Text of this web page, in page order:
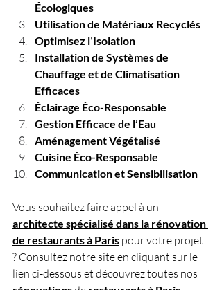
Écologiques
Utilisation de Matériaux Recyclés
Optimisez l’Isolation
Installation de Systèmes de
Chauffage et de Climatisation
Efficaces
Éclairage Éco-Responsable
Gestion Efficace de l’Eau
Aménagement Végétalisé
Cuisine Éco-Responsable
Communication et Sensibilisation
Vous souhaitez faire appel à un
architecte spécialisé dans la rénovation
de restaurants à Paris pour votre projet
? Consultez notre site en cliquant sur le
lien ci-dessous et découvrez toutes nos